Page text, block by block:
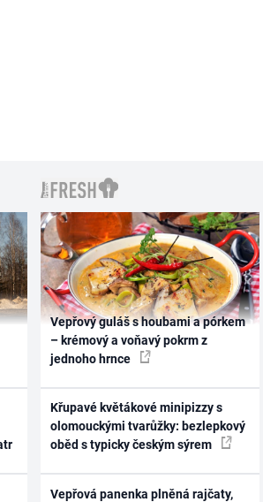
Vepřový guláš s houbami a pórkem
– krémový a voňavý pokrm z
jednoho hrnce
Křupavé květákové minipizzy s
olomouckými tvarůžky: bezlepkový
oběd s typicky českým sýrem
Vepřová panenka plněná rajčaty,